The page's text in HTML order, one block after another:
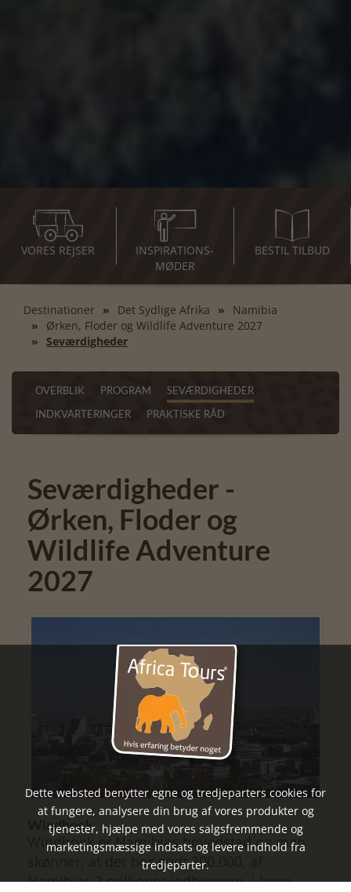
VORES REJSER
INSPIRATIONS-
MØDER
BESTIL TILBUD
Destinationer Det Sydlige Afrika
Namibia
Ørken, Floder og Wildlife Adventure 2027
Seværdigheder
OVERBLIK PROGRAM
SEVÆRDIGHEDER
INDKVARTERINGER
PRAKTISKE RÅD
Seværdigheder -
Ørken, Floder og
Wildlife Adventure
2027
Windhoek
Windhoek er Namibias hovedstad og man
skønner, at der bor godt 300.000, af
Namibias 2 millioner indbyggere, i byen...
Dette websted benytter egne og tredjeparters cookies for
at fungere, analysere din brug af vores produkter og
tjenester, hjælpe med vores salgsfremmende og
marketingsmæssige indsats og levere indhold fra
tredjeparter.